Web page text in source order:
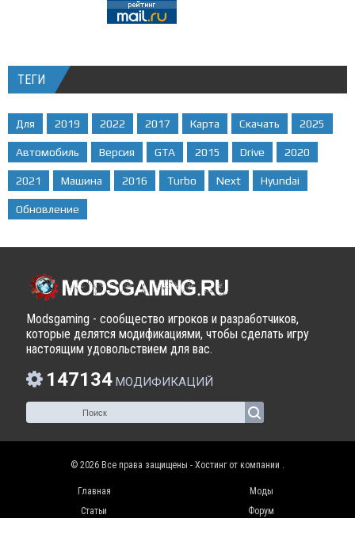
ТЕГИ
Для 2019 2022 2017 Карта Скачать 2025
Автомобиль Версия GTA 2015 Drive 2020
2021 Машина 2016 Turbo Next Hyundai
Обновление
Modsgaming - сообщество игроков и разработчиков,
которые делятся модификациями, чтобы сделать игру
настоящим удовольствием для вас.
147134 МОДИФИКАЦИЙ
© 2026 Все права защищены - Хостинг от компании .
Главная
Моды
Статьи
Форум